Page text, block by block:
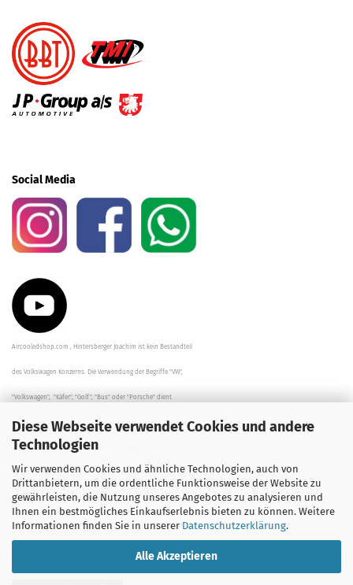
Diese Webseite verwendet Cookies und andere
Technologien
Wir verwenden Cookies und ähnliche Technologien, auch von
Drittanbietern, um die ordentliche Funktionsweise der Website zu
gewährleisten, die Nutzung unseres Angebotes zu analysieren und
Ihnen ein bestmögliches Einkaufserlebnis bieten zu können. Weitere
Informationen finden Sie in unserer Datenschutzerklärung.
Alle Akzeptieren
Social Media
Aircooledshop.com , Hintersberger Joachim ist kein Bestandteil
des Volkswagen Konzerns. Die Verwendung der Begriffe "VW",
"Volkswagen", "Käfer", "Golf", "Bus" oder "Porsche" dient
der Beschreibung der Teile und stellt in keinem Fall eine direkte
Verbindung zu dem Unternehmen "Volkswagen" her/da.
Die Beschreibungen, Zeichnungen und Angaben zur
Verwendung sind sorgfältig überprüft worden.